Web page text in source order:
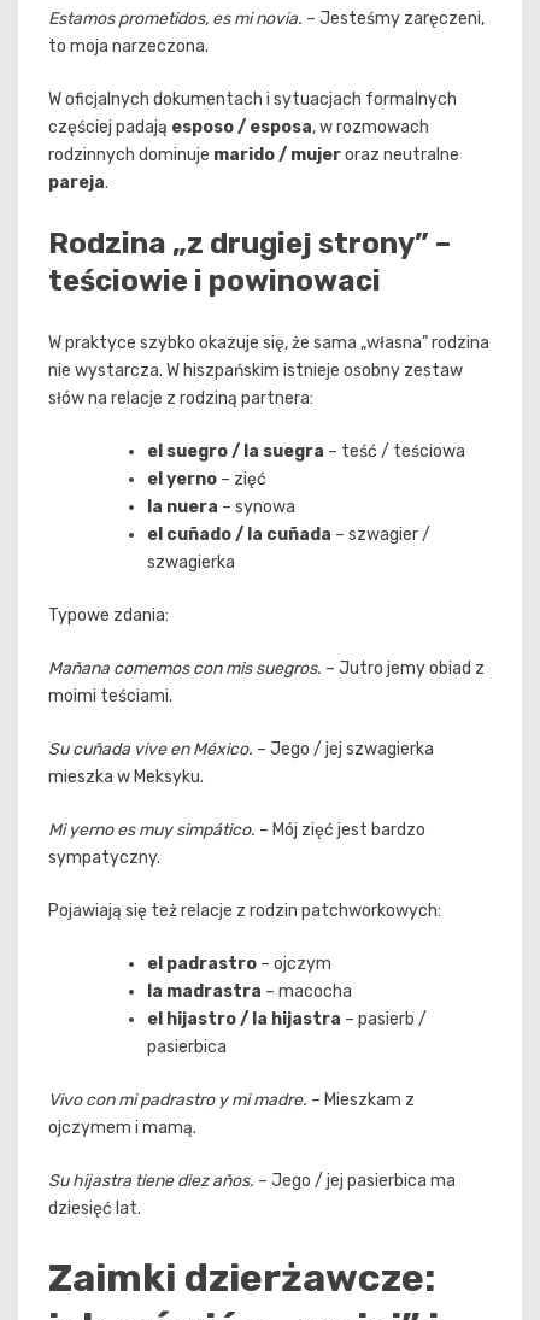
Estamos prometidos, es mi novia. – Jesteśmy zaręczeni,
to moja narzeczona.
W oficjalnych dokumentach i sytuacjach formalnych
częściej padają esposo / esposa, w rozmowach
rodzinnych dominuje marido / mujeroraz neutralne
pareja.
Rodzina „z drugiej strony” –
teściowie i powinowaci
W praktyce szybko okazuje się, że sama „własna” rodzina
nie wystarcza. W hiszpańskim istnieje osobny zestaw
słów na relacje z rodziną partnera:
el suegro / la suegra – teść / teściowa
el yerno – zięć
la nuera – synowa
el cuñado / la cuñada – szwagier /
szwagierka
Typowe zdania:
Mañana comemos con mis suegros. – Jutro jemy obiad z
moimi teściami.
Su cuñada vive en México. – Jego / jej szwagierka
mieszka w Meksyku.
Mi yerno es muy simpático. – Mój zięć jest bardzo
sympatyczny.
Pojawiają się też relacje z rodzin patchworkowych:
el padrastro – ojczym
la madrastra – macocha
el hijastro / la hijastra – pasierb /
pasierbica
Vivo con mi padrastro y mi madre. – Mieszkam z
ojczymem i mamą.
Su hijastra tiene diez años. – Jego / jej pasierbica ma
dziesięć lat.
Zaimki dzierżawcze: